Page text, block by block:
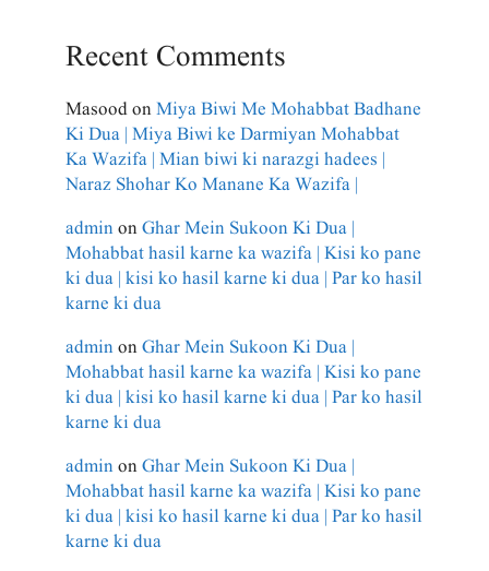
Recent Comments
MasoodonMiya Biwi Me Mohabbat Badhane
Ki Dua | Miya Biwi ke Darmiyan Mohabbat
Ka Wazifa | Mian biwi ki narazgi hadees |
Naraz Shohar Ko Manane Ka Wazifa |
adminonGhar Mein Sukoon Ki Dua |
Mohabbat hasil karne ka wazifa | Kisi ko pane
ki dua | kisi ko hasil karne ki dua | Par ko hasil
karne ki dua
adminonGhar Mein Sukoon Ki Dua |
Mohabbat hasil karne ka wazifa | Kisi ko pane
ki dua | kisi ko hasil karne ki dua | Par ko hasil
karne ki dua
adminonGhar Mein Sukoon Ki Dua |
Mohabbat hasil karne ka wazifa | Kisi ko pane
ki dua | kisi ko hasil karne ki dua | Par ko hasil
karne ki dua